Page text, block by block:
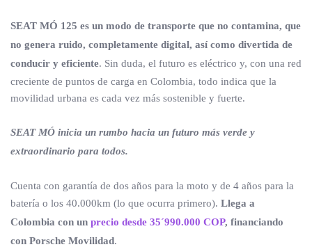
SEAT MÓ 125 es un modo de transporte que no contamina, que
no genera ruido, completamente digital, así como divertida de
conducir y eficiente. Sin duda, el futuro es eléctrico y, con una red
creciente de puntos de carga en Colombia, todo indica que la
movilidad urbana es cada vez más sostenible y fuerte.
SEAT MÓ inicia un rumbo hacia un futuro más verde y
extraordinario para todos.
Cuenta con garantía de dos años para la moto y de 4 años para la
batería o los 40.000km (lo que ocurra primero). Llega a
Colombia con un precio desde 35´990.000 COP, financiando
con Porsche Movilidad.